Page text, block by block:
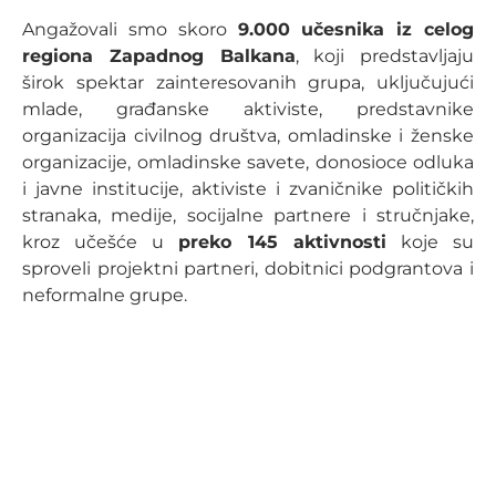
Angažovali smo skoro 9.000 učesnika iz celog
regiona Zapadnog Balkana, koji predstavljaju
širok spektar zainteresovanih grupa, uključujući
mlade, građanske aktiviste, predstavnike
organizacija civilnog društva, omladinske i ženske
organizacije, omladinske savete, donosioce odluka
i javne institucije, aktiviste i zvaničnike političkih
stranaka, medije, socijalne partnere i stručnjake,
kroz učešće u preko 145 aktivnosti koje su
sproveli projektni partneri, dobitnici podgrantova i
neformalne grupe.